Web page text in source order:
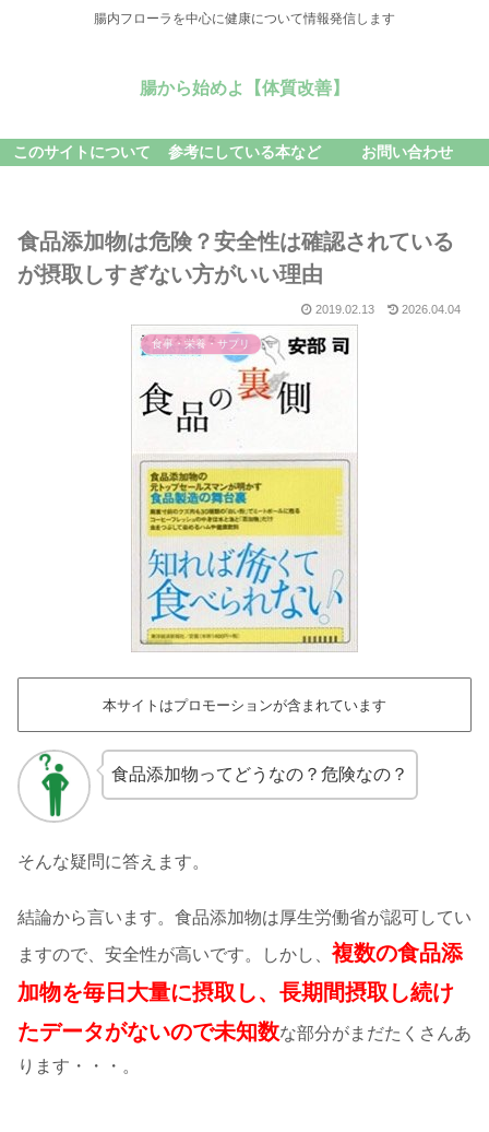
腸内フローラを中心に健康について情報発信します
腸から始めよ【体質改善】
このサイトについて 参考にしている本など お問い合わせ
食品添加物は危険？安全性は確認されている
が摂取しすぎない方がいい理由
2019.02.13 2026.04.04
食事・栄養・サプリ
本サイトはプロモーションが含まれています
食品添加物ってどうなの？危険なの？
そんな疑問に答えます。
結論から言います。食品添加物は厚生労働省が認可してい
ますので、安全性が高いです。しかし、複数の食品添
加物を毎日大量に摂取し、長期間摂取し続け
たデータがないので未知数な部分がまだたくさんあ
ります・・・。